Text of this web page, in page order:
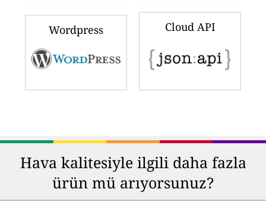
Wordpress Cloud API
Hava kalitesiyle ilgili daha fazla
ürün mü arıyorsunuz?